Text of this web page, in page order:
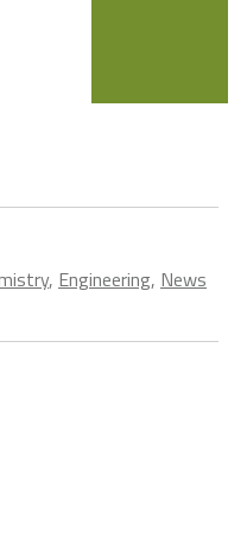
, Engineering, News